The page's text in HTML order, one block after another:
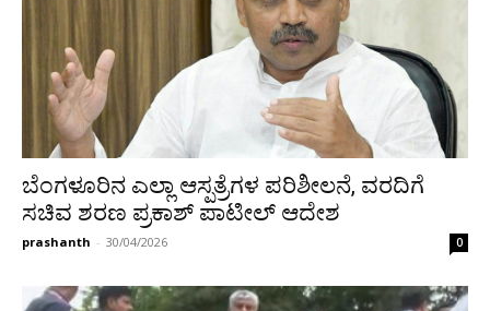
ಬೆಂಗಳೂರಿನ ಎಲ್ಲಾ ಆಸ್ಪತ್ರೆಗಳ ಪರಿಶೀಲನೆ, ವರದಿಗೆ
ಸಚಿವ ಶರಣ ಪ್ರಕಾಶ್ ಪಾಟೀಲ್ ಆದೇಶ
prashanth - 30/04/2026 0